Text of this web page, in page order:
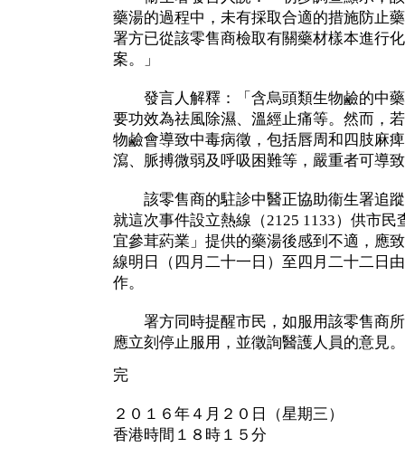
藥湯的過程中，未有採取合適的措施防止
署方已從該零售商檢取有關藥材樣本進行
案。」
發言人解釋：「含烏頭類生物鹼的中藥
要功效為祛風除濕、溫經止痛等。然而，
物鹼會導致中毒病徵，包括唇周和四肢麻
瀉、脈搏微弱及呼吸困難等，嚴重者可導
該零售商的駐診中醫正協助衞生署追蹤
就這次事件設立熱線（2125 1133）供市
宜參茸葯業」提供的藥湯後感到不適，應
線明日（四月二十一日）至四月二十二日
作。
署方同時提醒市民，如服用該零售商所
應立刻停止服用，並徵詢醫護人員的意見。
完
２０１６年４月２０日（星期三）
香港時間１８時１５分